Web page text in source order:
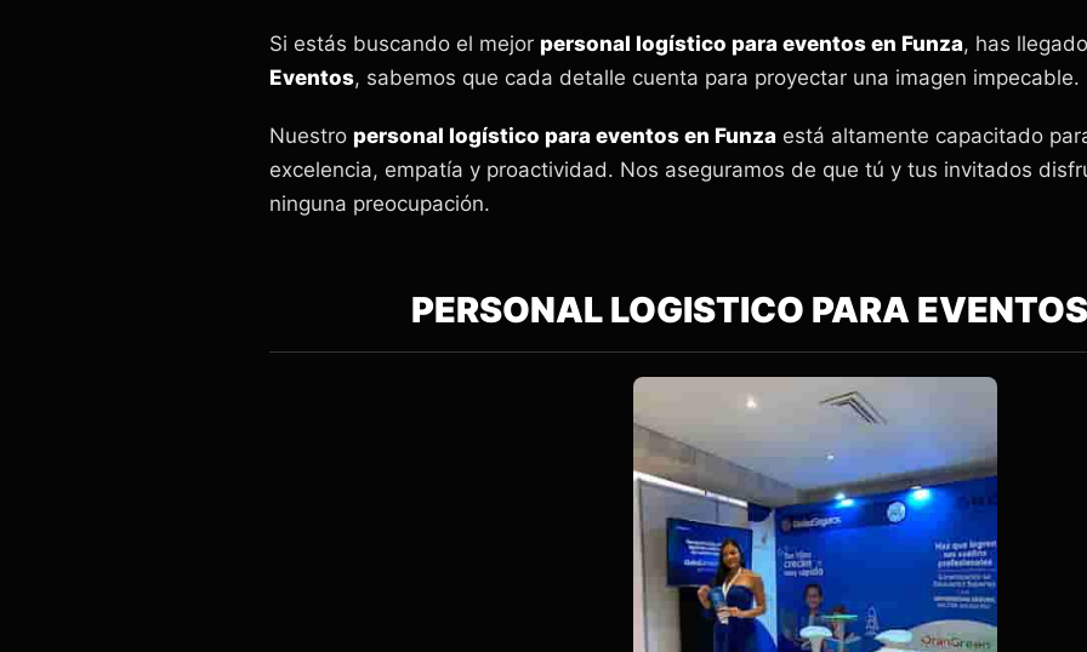
Si estás buscando el mejor personal logístico para eventos en Funza, has
Eventos, sabemos que cada detalle cuenta para proyectar una imagen impecable.
Nuestro personal logístico para eventos en Funza está altamente capacitado
excelencia, empatía y proactividad. Nos aseguramos de que tú y tus invitados
ninguna preocupación.
PERSONAL LOGISTICO PARA